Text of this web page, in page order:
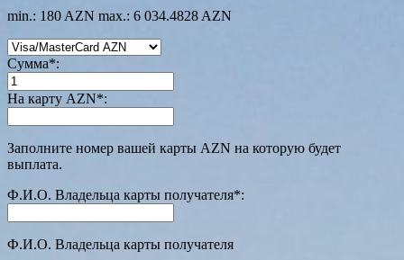
min.: 180 AZN max.: 6 034.4828 AZN
Сумма*:
На карту AZN*:
Заполните номер вашей карты AZN на которую будет
выплата.
Ф.И.О. Владельца карты получателя*:
Ф.И.О. Владельца карты получателя